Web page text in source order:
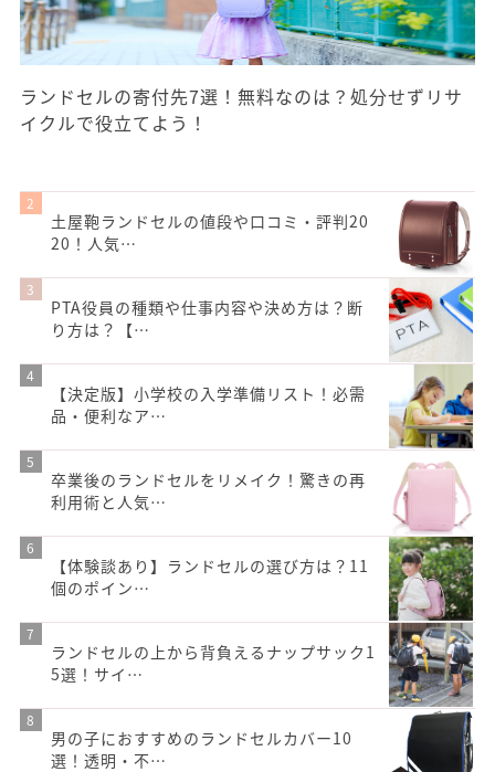
ランドセルの寄付先7選！無料なのは？処分せずリサ
イクルで役立てよう！
土屋鞄ランドセルの値段や口コミ・評判20
20！人気…
PTA役員の種類や仕事内容や決め方は？断
り方は？【…
【決定版】小学校の入学準備リスト！必需
品・便利なア…
卒業後のランドセルをリメイク！驚きの再
利用術と人気…
【体験談あり】ランドセルの選び方は？11
個のポイン…
ランドセルの上から背負えるナップサック1
5選！サイ…
男の子におすすめのランドセルカバー10
選！透明・不…